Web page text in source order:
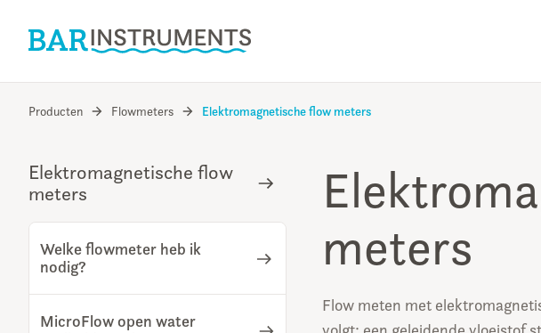
Producten Flowmeters Elektromagnetische flow meters
Elektromagnetische flow
meters
Welke flowmeter heb ik
nodig?
MicroFlow open water
meters
Flow meten met